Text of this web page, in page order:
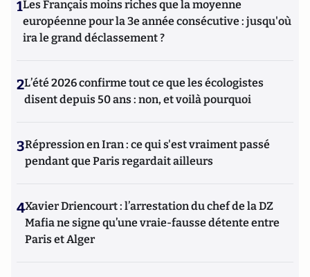
1Les Français moins riches que la moyenne
européenne pour la 3e année consécutive : jusqu'où
ira le grand déclassement ?
2L’été 2026 confirme tout ce que les écologistes
disent depuis 50 ans : non, et voilà pourquoi
3Répression en Iran : ce qui s'est vraiment passé
pendant que Paris regardait ailleurs
4Xavier Driencourt : l’arrestation du chef de la DZ
Mafia ne signe qu’une vraie-fausse détente entre
Paris et Alger